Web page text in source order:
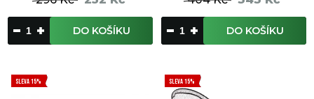
DO KOŠÍKU DO KOŠÍKU
SLEVA 15% SLEVA 15%